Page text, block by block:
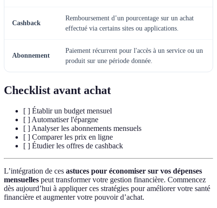
Cashback
Remboursement d’un pourcentage sur un achat
effectué via certains sites ou applications.
Abonnement
Paiement récurrent pour l'accès à un service ou un
produit sur une période donnée.
Checklist avant achat
[ ] Établir un budget mensuel
[ ] Automatiser l'épargne
[ ] Analyser les abonnements mensuels
[ ] Comparer les prix en ligne
[ ] Étudier les offres de cashback
L’intégration de ces astuces pour économiser sur vos dépenses
mensuelles peut transformer votre gestion financière. Commencez
dès aujourd’hui à appliquer ces stratégies pour améliorer votre santé
financière et augmenter votre pouvoir d’achat.